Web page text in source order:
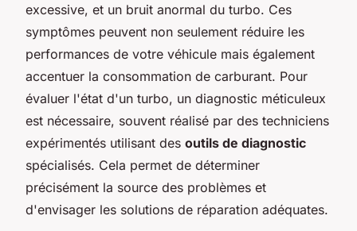
excessive, et un bruit anormal du turbo. Ces
symptômes peuvent non seulement réduire les
performances de votre véhicule mais également
accentuer la consommation de carburant. Pour
évaluer l'état d'un turbo, un diagnostic méticuleux
est nécessaire, souvent réalisé par des techniciens
expérimentés utilisant des outils de diagnostic
spécialisés. Cela permet de déterminer
précisément la source des problèmes et
d'envisager les solutions de réparation adéquates.